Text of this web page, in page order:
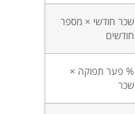
שכר חודשי × מספר
חודשים
% פער תפוקה ×
שכר